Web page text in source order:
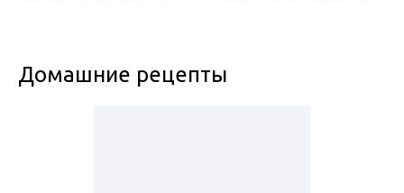
Домашние рецепты